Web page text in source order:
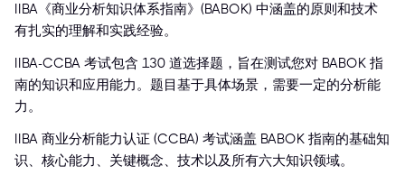
IIBA《商业分析知识体系指南》(BABOK) 中涵盖的原则和技术
有扎实的理解和实践经验。
IIBA-CCBA 考试包含 130 道选择题，旨在测试您对 BABOK 指
南的知识和应用能力。题目基于具体场景，需要一定的分析能
力。
IIBA 商业分析能力认证 (CCBA) 考试涵盖 BABOK 指南的基础知
识、核心能力、关键概念、技术以及所有六大知识领域。